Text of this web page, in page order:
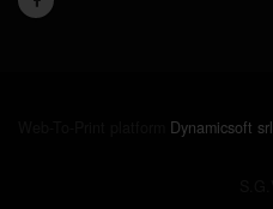
Dynamicsoft srl